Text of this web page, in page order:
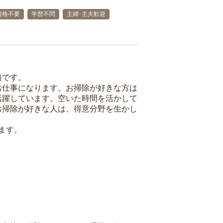
格不要 学歴不問 主婦･主夫歓迎
す。
事になります。お掃除が好きな方は
しています。空いた時間を活かして
除が好きな人は、得意分野を生かし
す。